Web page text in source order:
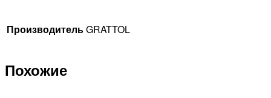
ПроизводительGRATTOL
Похожие